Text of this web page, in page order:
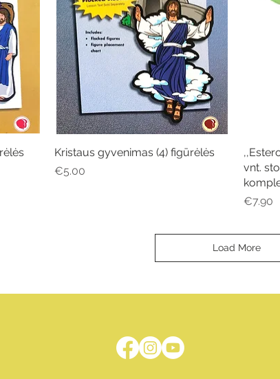
Quick View
Kristaus gyvenimas (4) figūrėlės
Price
€5.00
vnt.
Price
€7.90
Load More